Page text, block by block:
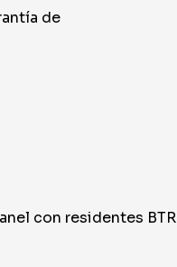
de
con residentes BTR